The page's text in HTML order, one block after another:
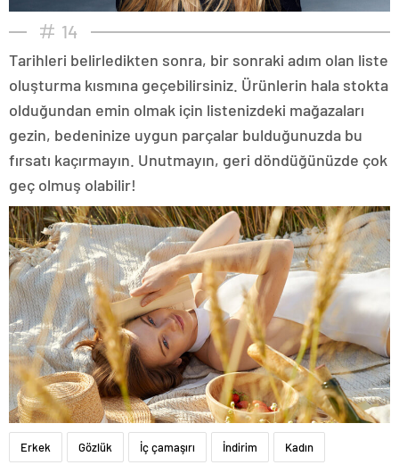
14
Tarihleri belirledikten sonra, bir sonraki adım olan liste
oluşturma kısmına geçebilirsiniz. Ürünlerin hala stokta
olduğundan emin olmak için listenizdeki mağazaları
gezin, bedeninize uygun parçalar bulduğunuzda bu
fırsatı kaçırmayın. Unutmayın, geri döndüğünüzde çok
geç olmuş olabilir!
Erkek Gözlük İç çamaşırı İndirim Kadın